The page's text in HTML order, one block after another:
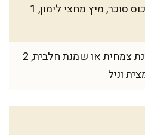
לסירופ: 1 כוס מים, 1 כוס סוכר, מיץ מחצי לימון, 1
לקצפת: 250 מ"ל שמנת צמחית או שמנת חלבית, 2